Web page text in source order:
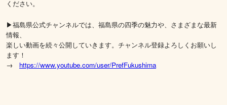
ください。
▶︎福島県公式チャンネルでは、福島県の四季の魅力や、さまざまな最新
情報、
楽しい動画を続々公開していきます。チャンネル登録よろしくお願いし
ます！
→ https://www.youtube.com/user/PrefFukushima